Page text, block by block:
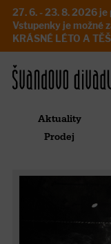
27. 6. - 23. 8. 2026
Vstupenky je možné
KRÁSNÉ LÉTO A
Aktuality
Prodej